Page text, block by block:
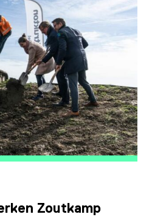
Zoutkamp